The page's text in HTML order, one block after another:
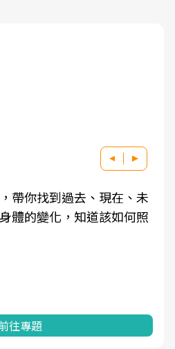
帶你找到過去、現在、未
體的變化，知道該如何照
往專題